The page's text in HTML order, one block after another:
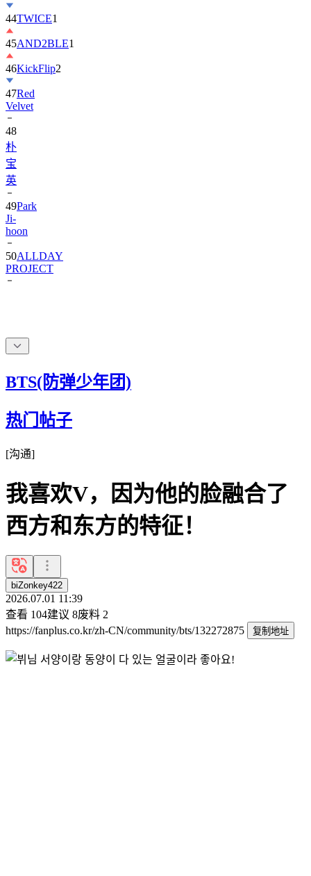
45AND2BLE
46KickFlip2
47Red
Velvet
48
朴
宝
英
49
Ji-
hoon
50ALLDAY
PROJECT
BTS(防弹少年团)
热门帖子
[沟通]
我喜欢V，因为他的脸融合了
西方和东方的特征！
biZonkey422
2026.07.01 11:39
查看 104建议 8废料 2
https://fanplus.co.kr/zh-CN/community/bts/132272875
复制地址